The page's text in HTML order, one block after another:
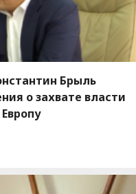
Брыль
о захвате власти